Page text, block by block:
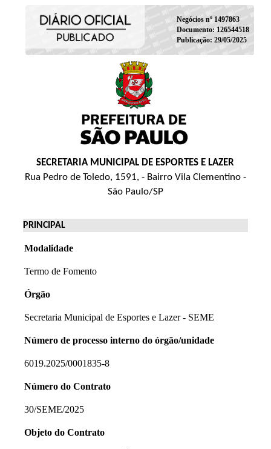
Negócios nº 1497863
Documento: 126544518
Publicação: 29/05/2025
SECRETARIA MUNICIPAL DE ESPORTES E LAZER
Rua Pedro de Toledo, 1591, - Bairro Vila Clementino -
São Paulo/SP
PRINCIPAL
Modalidade
Termo de Fomento
Órgão
Secretaria Municipal de Esportes e Lazer - SEME
Número de processo interno do órgão/unidade
6019.2025/0001835-8
Número do Contrato
30/SEME/2025
Objeto do Contrato